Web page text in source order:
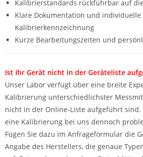
Kalibrierstandards rückführbar auf
Klare Dokumentation und individuelle
Kalibrierkennzeichnung
Kurze Bearbeitungszeiten und
Ist Ihr Gerät nicht in der Geräteliste
Unser Labor verfügt über eine breite
Kalibrierung unterschiedlichster
nicht in der Online-Liste aufgeführt sind.
eine Kalibrierung bei uns dennoch
Fügen Sie dazu im Anfrageformular die
Angabe des Herstellers, die genaue